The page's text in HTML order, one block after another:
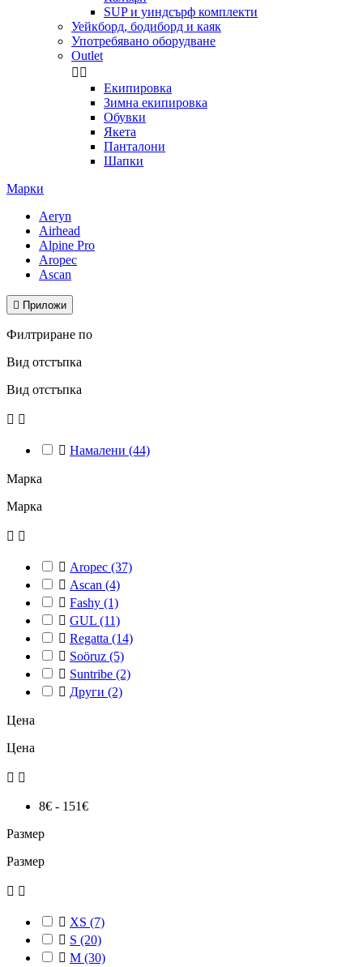
SUP и уиндсърф комплекти
Уейкборд, бодиборд и каяк
Употребявано оборудване
Outlet
 
Екипировка
Зимна екипировка
Обувки
Якета
Панталони
Шапки
Марки
Aeryn
Airhead
Alpine Pro
Aropec
Ascan
 Приложи
Филтриране по
Вид отстъпка
Вид отстъпка
 
 Намалени (44)
Марка
Марка
 
 Aropec (37)
 Ascan (4)
 Fashy (1)
 GUL (11)
 Regatta (14)
 Soöruz (5)
 Suntribe (2)
 Други (2)
Цена
Цена
 
8€ - 151€
Размер
Размер
 
 XS (7)
 S (20)
 М (30)